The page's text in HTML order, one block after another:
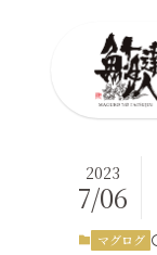
2023
7/06
マグログ